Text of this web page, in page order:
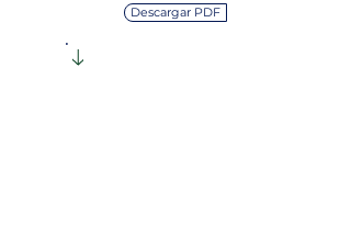
Descargar PDF